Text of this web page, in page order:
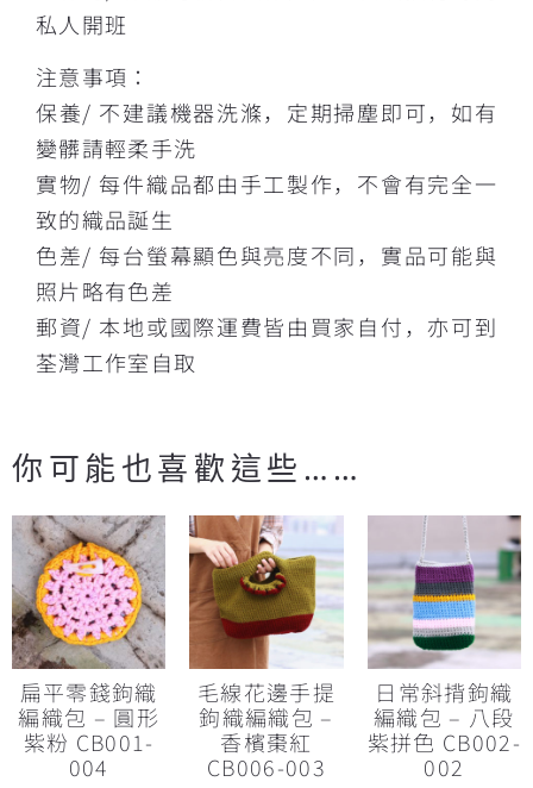
私人開班
注意事項：
保養/ 不建議機器洗滌，定期掃塵即可，如有
變髒請輕柔手洗
實物/ 每件織品都由手工製作，不會有完全一
致的織品誕生
色差/ 每台螢幕顯色與亮度不同，實品可能與
照片略有色差
郵資/ 本地或國際運費皆由買家自付，亦可到
荃灣工作室自取
你可能也喜歡這些……
扁平零錢鉤織
編織包 – 圓形
紫粉 CB001-
004
毛線花邊手提
鉤織編織包 –
香檳棗紅
CB006-003
日常斜揹鉤織
編織包 – 八段
紫拼色 CB002-
002